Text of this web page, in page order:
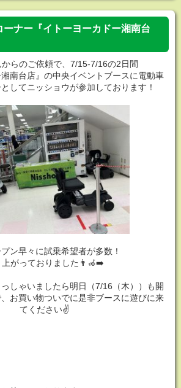
ーナー『イトーヨーカドー湘南台
らのご依頼で、7/15-7/16の2日間
湘南台店』の中央イベントブースに電動車
してニッショウが参加しております！
ン早々に試乗希望者が多数！
上がっておりました👨‍🦽‍➡️
しゃいましたら明日（7/16（木））も開
お買い物ついでに是非ブースに遊びに来
てください✌️